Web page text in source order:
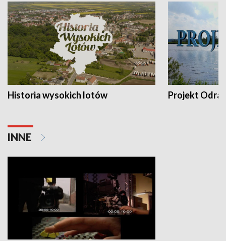
Historia wysokich lotów Projekt Odra
INNE